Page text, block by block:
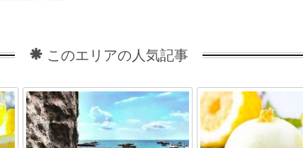
このエリアの人気記事